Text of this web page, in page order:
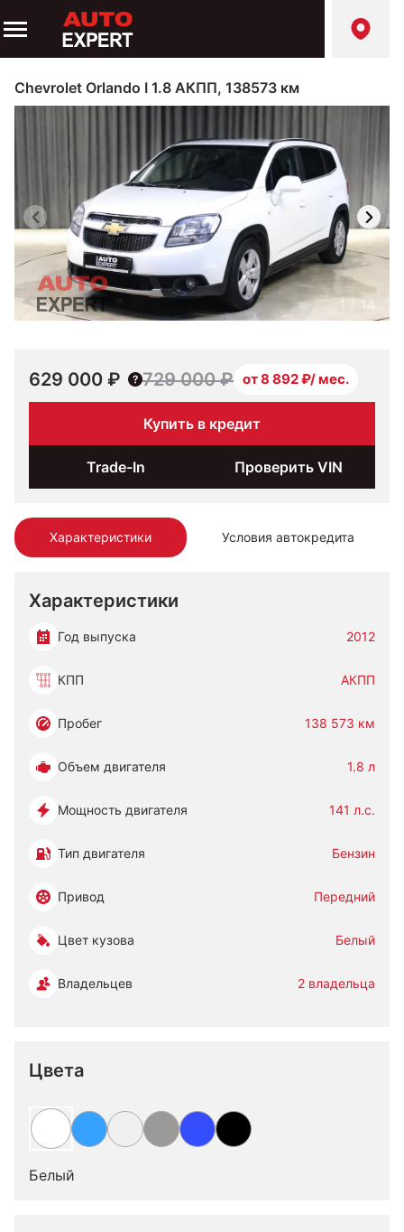
Chevrolet Orlando I 1.8 АКПП, 138573 км
Характеристики Условия автокредита
Характеристики
Год выпуска 2012
КПП АКПП
Пробег 138 573 км
Объем двигателя 1.8 л
Мощность двигателя 141 л.с.
Тип двигателя Бензин
Привод Передний
Цвет кузова Белый
Владельцев 2 владельца
Цвета
Белый
1 / 14
629 000 ₽ 729 000 ₽ от 8 892 ₽/ мес.
Купить в кредит
Trade-In Проверить VIN